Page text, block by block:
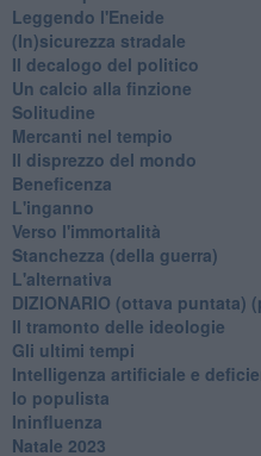
Leggendo l'Eneide
​(In)sicurezza stradale
Il decalogo del politico
Un calcio alla finzione
Solitudine
Mercanti nel tempio
Il disprezzo del mondo
Beneficenza
L'inganno
Verso l'immortalità
Stanchezza (della guerra)
L'alternativa
​DIZIONARIO (ottava puntata)
Il tramonto delle ideologie
Gli ultimi tempi
Intelligenza artificiale e
Io populista
Ininfluenza
Natale 2023